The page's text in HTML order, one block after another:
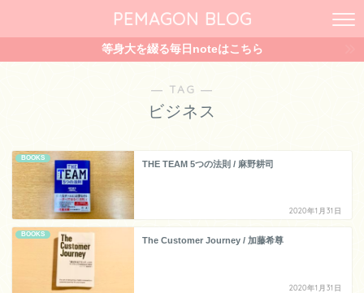
PEMAGON BLOG
等身大を綴る毎日noteはこちら
― TAG ―
ビジネス
BOOKS
THE TEAM 5つの法則 / 麻野耕司
2020年1月31日
BOOKS
The Customer Journey / 加藤希尊
2020年1月31日